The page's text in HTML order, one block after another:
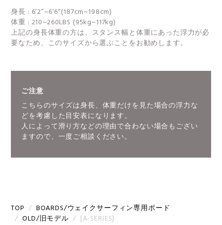
身長 : 6’2”~6’6”(187cm~198cm)
体重 : 210~260LBS (95kg~117kg)
上記の身長体重の方は、スタンス幅と体重にあった浮力が必
要なため、このサイズから選ぶことをお勧めします。
ご注意
こちらのサイズは身長、体重だけを見た場合の浮力な
どを考慮した目安表になります。
人によって滑り方などの理由で合わない場合もござい
ますので、一度ご相談ください。
TOP
BOARDS/ウェイクサーフィン専用ボード
OLD/旧モデル
[A-SERIES]